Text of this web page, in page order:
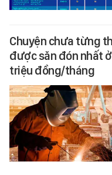
Chuyện chưa từng
được săn đón nhất
triệu đồng/tháng